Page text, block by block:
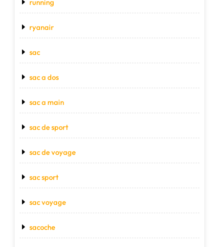
running
ryanair
sac
sac a dos
sac a main
sac de sport
sac de voyage
sac sport
sac voyage
sacoche